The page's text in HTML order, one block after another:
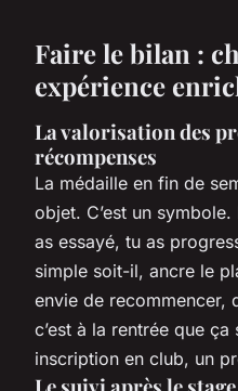
Faire le bilan :
expérience
La valorisation des
récompenses
La médaille en fin de
objet. C’est un
as essayé, tu as
simple soit-il, ancre le
envie de recommencer,
c’est à la rentrée que
inscription en club, un